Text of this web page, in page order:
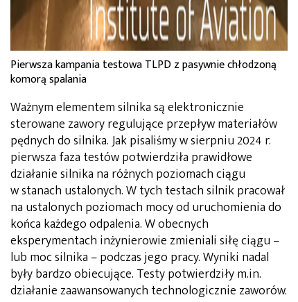
Pierwsza kampania testowa TLPD z pasywnie chłodzoną
komorą spalania
Ważnym elementem silnika są elektronicznie
sterowane zawory regulujące przepływ materiałów
pędnych do silnika. Jak pisaliśmy w sierpniu 2024 r.
pierwsza faza testów potwierdziła prawidłowe
działanie silnika na różnych poziomach ciągu
w stanach ustalonych. W tych testach silnik pracował
na ustalonych poziomach mocy od uruchomienia do
końca każdego odpalenia. W obecnych
eksperymentach inżynierowie zmieniali siłę ciągu –
lub moc silnika – podczas jego pracy. Wyniki nadal
były bardzo obiecujące. Testy potwierdziły m.in.
działanie zaawansowanych technologicznie zaworów.